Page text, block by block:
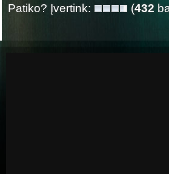
Patiko? Įvertink:
(432